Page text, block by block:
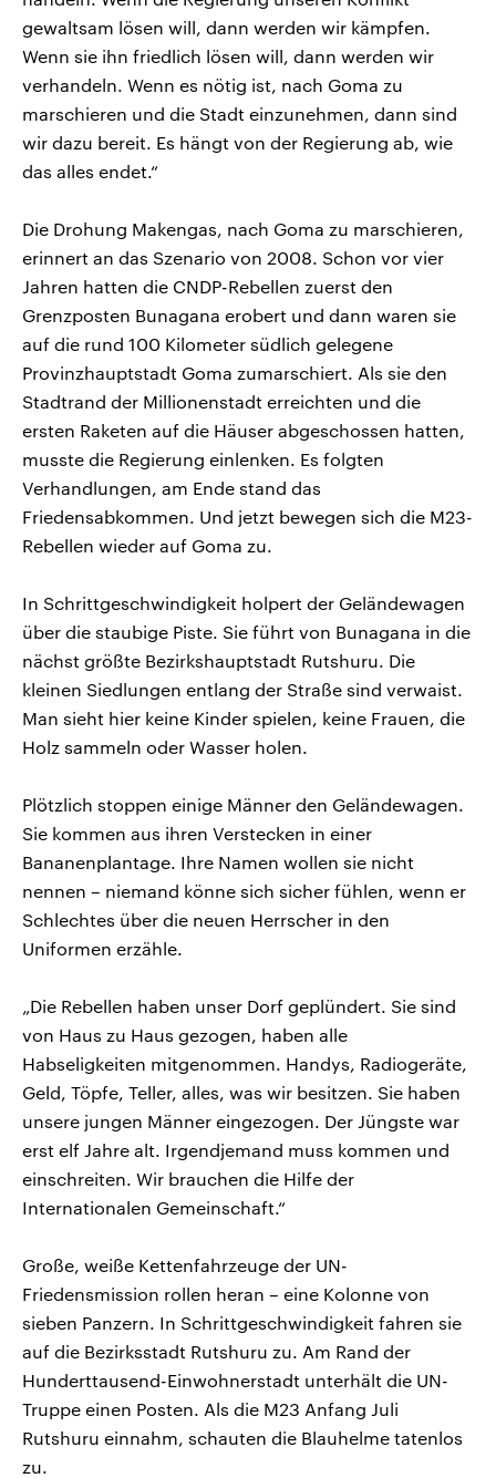
gewaltsam lösen will, dann werden wir kämpfen.
Wenn sie ihn friedlich lösen will, dann werden wir
verhandeln. Wenn es nötig ist, nach Goma zu
marschieren und die Stadt einzunehmen, dann sind
wir dazu bereit. Es hängt von der Regierung ab, wie
das alles endet.“
Die Drohung Makengas, nach Goma zu marschieren,
erinnert an das Szenario von 2008. Schon vor vier
Jahren hatten die CNDP-Rebellen zuerst den
Grenzposten Bunagana erobert und dann waren sie
auf die rund 100 Kilometer südlich gelegene
Provinzhauptstadt Goma zumarschiert. Als sie den
Stadtrand der Millionenstadt erreichten und die
ersten Raketen auf die Häuser abgeschossen hatten,
musste die Regierung einlenken. Es folgten
Verhandlungen, am Ende stand das
Friedensabkommen. Und jetzt bewegen sich die M23-
Rebellen wieder auf Goma zu.
In Schrittgeschwindigkeit holpert der Geländewagen
über die staubige Piste. Sie führt von Bunagana in die
nächst größte Bezirkshauptstadt Rutshuru. Die
kleinen Siedlungen entlang der Straße sind verwaist.
Man sieht hier keine Kinder spielen, keine Frauen, die
Holz sammeln oder Wasser holen.
Plötzlich stoppen einige Männer den Geländewagen.
Sie kommen aus ihren Verstecken in einer
Bananenplantage. Ihre Namen wollen sie nicht
nennen – niemand könne sich sicher fühlen, wenn er
Schlechtes über die neuen Herrscher in den
Uniformen erzähle.
„Die Rebellen haben unser Dorf geplündert. Sie sind
von Haus zu Haus gezogen, haben alle
Habseligkeiten mitgenommen. Handys, Radiogeräte,
Geld, Töpfe, Teller, alles, was wir besitzen. Sie haben
unsere jungen Männer eingezogen. Der Jüngste war
erst elf Jahre alt. Irgendjemand muss kommen und
einschreiten. Wir brauchen die Hilfe der
Internationalen Gemeinschaft.“
Große, weiße Kettenfahrzeuge der UN-
Friedensmission rollen heran – eine Kolonne von
sieben Panzern. In Schrittgeschwindigkeit fahren sie
auf die Bezirksstadt Rutshuru zu. Am Rand der
Hunderttausend-Einwohnerstadt unterhält die UN-
Truppe einen Posten. Als die M23 Anfang Juli
Rutshuru einnahm, schauten die Blauhelme tatenlos
zu.